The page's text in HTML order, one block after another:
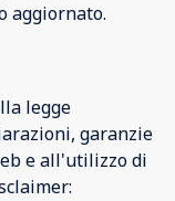
aggiornato.
legge
garanzie
e all'utilizzo di